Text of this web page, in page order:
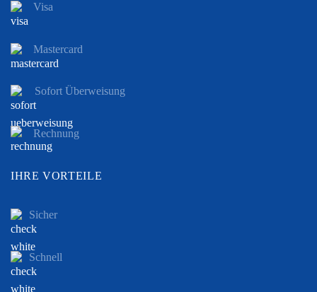
Visa
Mastercard
Sofort Überweisung
Rechnung
IHRE VORTEILE
Sicher
Schnell